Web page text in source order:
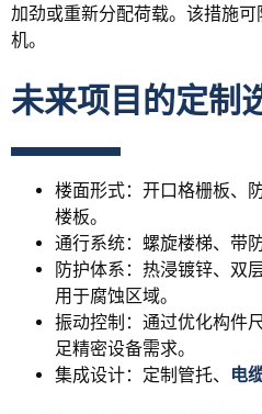
加劲或重新分配荷载。该措施
机。
未来项目的定制
楼面形式：开口格栅板、
楼板。
通行系统：螺旋楼梯、带
防护体系：热浸镀锌、双
用于腐蚀区域。
振动控制：通过优化构件
足精密设备需求。
集成设计：定制管托、
电